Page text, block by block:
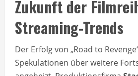
Zukunft der
Streaming-Trends
Der Erfolg von „Road to
Spekulationen über weitere